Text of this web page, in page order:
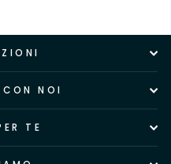
NOI
TE